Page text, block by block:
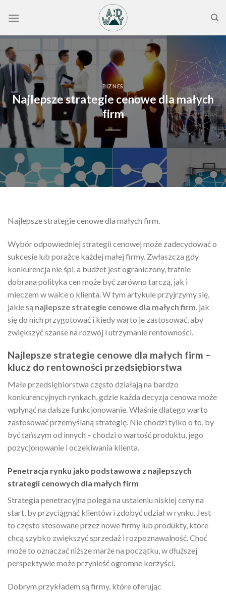
BIZNES
Najlepsze strategie cenowe dla małych
firm
Najlepsze strategie cenowe dla małych firm.
Wybór odpowiedniej strategii cenowej może zadecydować o
sukcesie lub porażce każdej małej firmy. Zwłaszcza gdy
konkurencja nie śpi, a budżet jest ograniczony, trafnie
dobrana polityka cen może być zarówno tarczą, jak i
mieczem w walce o klienta. W tym artykule przyjrzymy się,
jakie są najlepsze strategie cenowe dla małych firm , jak
się do nich przygotować i kiedy warto je zastosować, aby
zwiększyć szanse na rozwój i utrzymanie rentowności.
Najlepsze strategie cenowe dla małych firm –
klucz do rentowności przedsiębiorstwa
Małe przedsiębiorstwa często działają na bardzo
konkurencyjnych rynkach, gdzie każda decyzja cenowa może
wpłynąć na dalsze funkcjonowanie. Właśnie dlatego warto
zastosować przemyślaną strategię. Nie chodzi tylko o to, by
być tańszym od innych – chodzi o wartość produktu, jego
pozycjonowanie i oczekiwania klienta.
Penetracja rynku jako podstawowa z najlepszych
strategii cenowych dla małych firm
Strategia penetracyjna polega na ustaleniu niskiej ceny na
start, by przyciągnąć klientów i zdobyć udział w rynku. Jest
to często stosowane przez nowe firmy lub produkty, które
chcą szybko zwiększyć sprzedaż i rozpoznawalność. Choć
może to oznaczać niższe marże na początku, w dłuższej
perspektywie może przynieść ogromne korzyści.
Dobrym przykładem są firmy, które oferując